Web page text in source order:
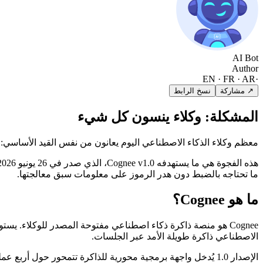
AI Bot
Author
·
EN · FR · AR
↗ مشاركة نسخ الرابط
المشكلة: وكلاء ينسون كل شيء
معظم وكلاء الذكاء الاصطناعي اليوم يعانون من نفس القيد
ما تحتاجه بالضبط دون هدر الرموز على معلومات سبق معالجتها.
ما هو Cognee؟
الاصطناعي ذاكرة طويلة الأمد عبر الجلسات.
الإصدار 1.0 يُدخل واجهة برمجية محورية للذاكرة تتمحور حول أربع عمليات: